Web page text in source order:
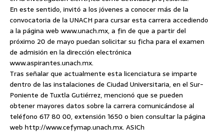
En este sentido, invitó a los jóvenes a conocer más de la
convocatoria de la UNACH para cursar esta carrera accediendo
a la página web www.unach.mx, a fin de que a partir del
próximo 20 de mayo puedan solicitar su ficha para el examen
de admisión en la dirección electrónica
www.aspirantes.unach.mx.
Tras señalar que actualmente esta licenciatura se imparte
dentro de las instalaciones de Ciudad Universitaria, en el Sur-
Poniente de Tuxtla Gutiérrez, mencionó que se pueden
obtener mayores datos sobre la carrera comunicándose al
teléfono 617 80 00, extensión 1650 o bien consultar la página
web http://www.cefymap.unach.mx. ASICh